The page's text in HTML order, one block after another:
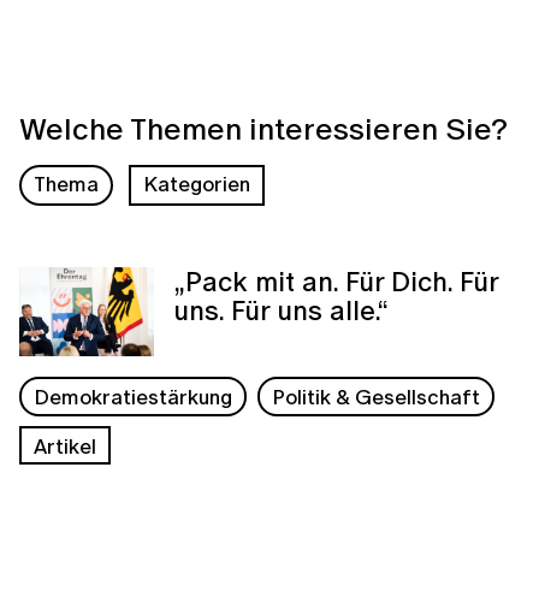
Welche Themen interessieren Sie?
Thema Kategorien
„Pack mit an. Für Dich. Für
uns. Für uns alle.“
Demokratiestärkung
Politik & Gesellschaft
Artikel